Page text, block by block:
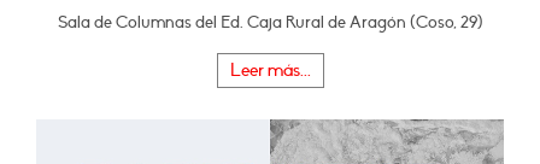
Sala de Columnas del Ed. Caja Rural de Aragón (Coso, 29)
Leer más...